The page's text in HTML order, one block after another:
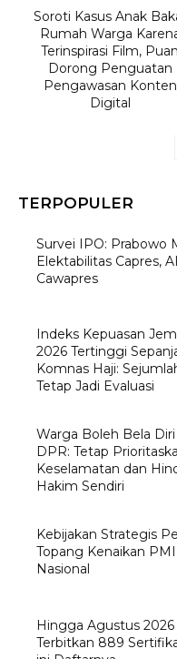
Soroti Kasus Anak
Rumah Warga
Terinspirasi Film, Puan
Dorong Penguatan
Pengawasan Konten
Digital
TERPOPULER
Survei IPO: Prabowo
Elektabilitas Capres,
Cawapres
Indeks Kepuasan
2026 Tertinggi
Komnas Haji:
Tetap Jadi Evaluasi
Warga Boleh Bela
DPR: Tetap
Keselamatan dan
Hakim Sendiri
Kebijakan Strategis
Topang Kenaikan
Nasional
Hingga Agustus
Terbitkan 889